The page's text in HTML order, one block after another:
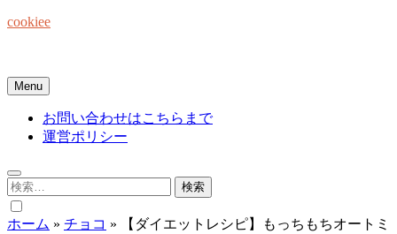
Skip
cookiee
Menu
お問い合わせはこちらまで
運営ポリシー
検
索:
ホーム » チョコ »
【ダイエットレシピ】もっちもちオートミ